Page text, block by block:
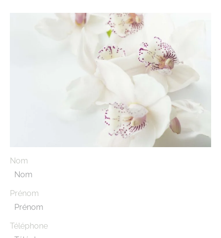
Nom
Prénom
Téléphone